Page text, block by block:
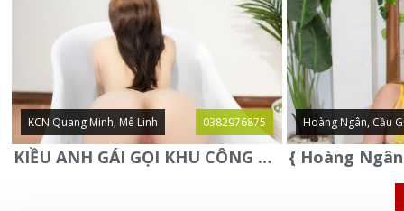
KCN Quang Minh, Mê Linh 0382976875
KIỀU ANH GÁI GỌI KHU CÔNG NGHIỆP QUANG MINH - MÊ LINH
Hoàng Ngân, Cầu